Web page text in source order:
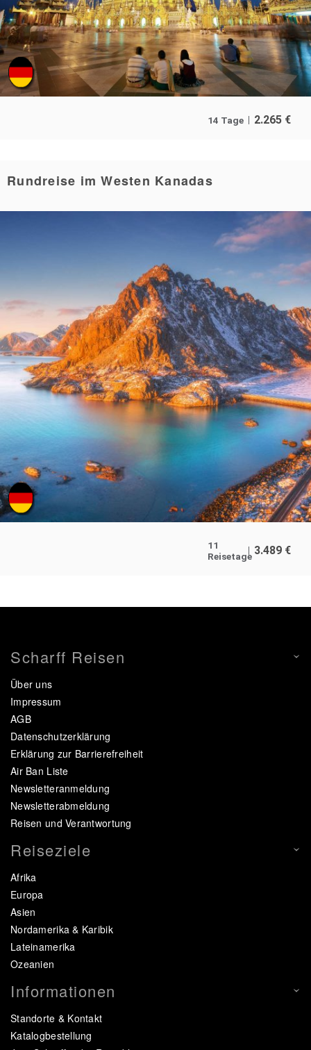
14 Tage 2.265 €
Rundreise im Westen Kanadas
11
Reisetage 3.489 €
Scharff Reisen
Über uns
Impressum
AGB
Datenschutzerklärung
Erklärung zur Barrierefreiheit
Air Ban Liste
Newsletteranmeldung
Newsletterabmeldung
Reisen und Verantwortung
Reiseziele
Afrika
Europa
Asien
Nordamerika & Karibik
Lateinamerika
Ozeanien
Informationen
Standorte & Kontakt
Katalogbestellung